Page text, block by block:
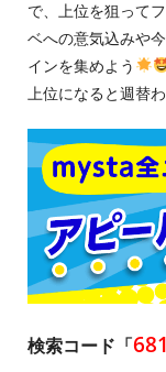
で、上位を狙って
ベへの意気込みや
インを集めよう
上位になると週替
検索コード「